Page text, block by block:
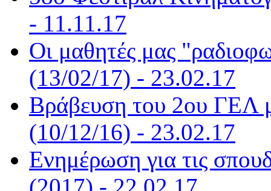
- 11.11.17
Οι μαθητές μας
(13/02/17) - 23.02.17
Βράβευση του 2ου ΓΕΛ
(10/12/16) - 23.02.17
Ενημέρωση για τις